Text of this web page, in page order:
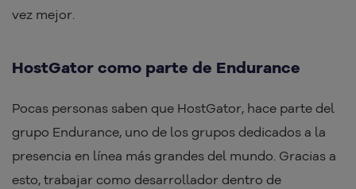
vez mejor.
HostGator como parte de Endurance
Pocas personas saben que HostGator, hace parte del
grupo Endurance, uno de los grupos dedicados a la
presencia en línea más grandes del mundo. Gracias a
esto, trabajar como desarrollador dentro de